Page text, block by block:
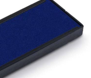
COLOP EXPERT
COLOP POCKET
COLOP STAMP
COLOP CLASSIC